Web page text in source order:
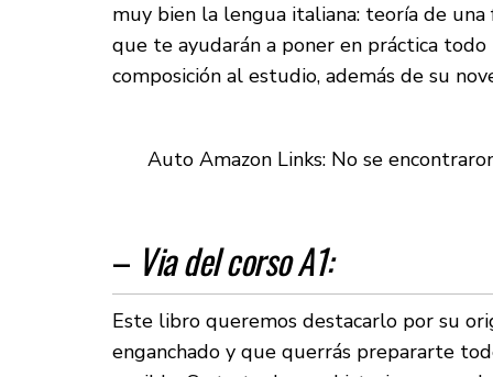
muy bien la lengua italiana: teoría de
que te ayudarán a poner en práctica
composición al estudio, además de su
Auto Amazon Links: No se
– Via del corso A1:
Este libro queremos destacarlo por su
enganchado y que querrás prepararte